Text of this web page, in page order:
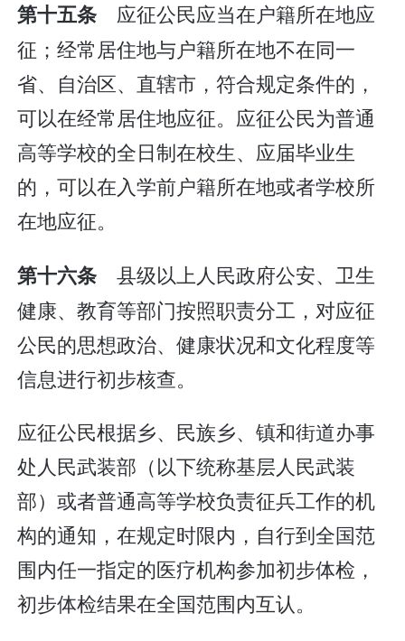
第十五条 应征公民应当在户籍所在地应
征；经常居住地与户籍所在地不在同一
省、自治区、直辖市，符合规定条件的，
可以在经常居住地应征。应征公民为普通
高等学校的全日制在校生、应届毕业生
的，可以在入学前户籍所在地或者学校所
在地应征。
第十六条 县级以上人民政府公安、卫生
健康、教育等部门按照职责分工，对应征
公民的思想政治、健康状况和文化程度等
信息进行初步核查。
应征公民根据乡、民族乡、镇和街道办事
处人民武装部（以下统称基层人民武装
部）或者普通高等学校负责征兵工作的机
构的通知，在规定时限内，自行到全国范
围内任一指定的医疗机构参加初步体检，
初步体检结果在全国范围内互认。